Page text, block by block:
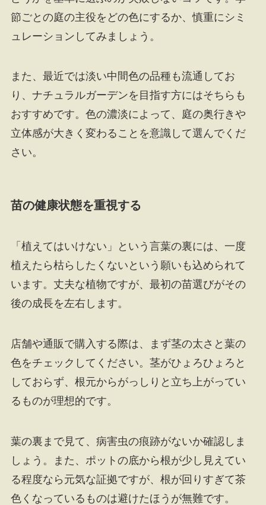
節ごとの庭の主役をどの色にするか、慎重にシミ
ュレーションしてみましょう。
また、最近では淡い中間色の品種も流通してお
り、ナチュラルガーデンを目指す方にはそちらも
おすすめです。色の濃淡によって、庭の奥行きや
立体感が大きく変わることを意識して選んでくだ
さい。
苗の健康状態を重視する
「植えてはいけない」という言葉の裏には、一度
植えたら枯らしたくないという願いも込められて
います。丈夫な植物ですが、最初の苗選びがその
後の成長を左右します。
店舗や通販で購入する際は、まず茎の太さと葉の
色をチェックしてください。茎がひょろひょろと
しておらず、根元からがっしりと立ち上がってい
るものが理想的です。
葉の裏まで見て、病害虫の痕跡がないか確認しま
しょう。また、ポットの底から根が少し見えてい
る程度なら元気な証拠ですが、根が回りすぎて茶
色くなっているものは避けたほうが無難です。